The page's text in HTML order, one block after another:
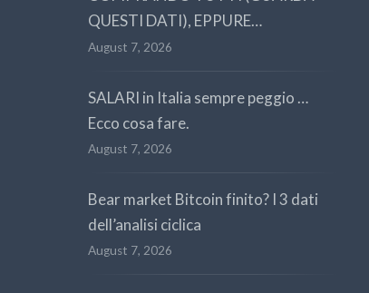
QUESTI DATI), EPPURE…
August 7, 2026
SALARI in Italia sempre peggio …
Ecco cosa fare.
August 7, 2026
Bear market Bitcoin finito? I 3 dati
dell’analisi ciclica
August 7, 2026